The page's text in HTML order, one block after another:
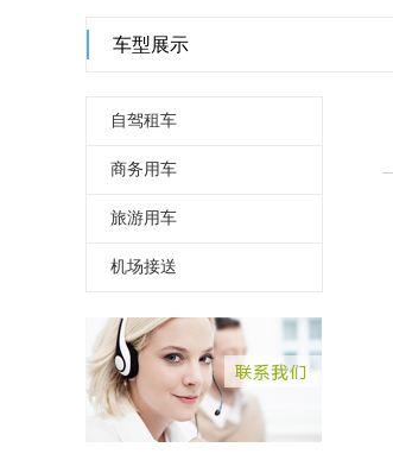
车型展示
自驾租车
商务用车
旅游用车
机场接送